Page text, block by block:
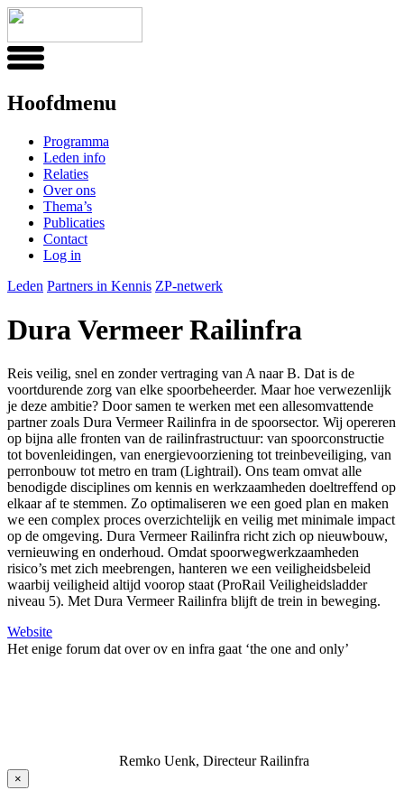
Hoofdmenu
Programma
Leden info
Relaties
Over ons
Thema’s
Publicaties
Contact
Log in
Leden Partners in Kennis ZP-netwerk
Dura Vermeer Railinfra
Reis veilig, snel en zonder vertraging van A naar B. Dat is de
voortdurende zorg van elke spoorbeheerder. Maar hoe verwezenlijk
je deze ambitie? Door samen te werken met een allesomvattende
partner zoals Dura Vermeer Railinfra in de spoorsector. Wij opereren
op bijna alle fronten van de railinfrastructuur: van spoorconstructie
tot bovenleidingen, van energievoorziening tot treinbeveiliging, van
perronbouw tot metro en tram (Lightrail). Ons team omvat alle
benodigde disciplines om kennis en werkzaamheden doeltreffend op
elkaar af te stemmen. Zo optimaliseren we een goed plan en maken
we een complex proces overzichtelijk en veilig met minimale impact
op de omgeving. Dura Vermeer Railinfra richt zich op nieuwbouw,
vernieuwing en onderhoud. Omdat spoorwegwerkzaamheden
risico’s met zich meebrengen, hanteren we een veiligheidsbeleid
waarbij veiligheid altijd voorop staat (ProRail Veiligheidsladder
niveau 5). Met Dura Vermeer Railinfra blijft de trein in beweging.
Website
Het enige forum dat over ov en infra gaat ‘the one and only’
Remko Uenk, Directeur Railinfra
×